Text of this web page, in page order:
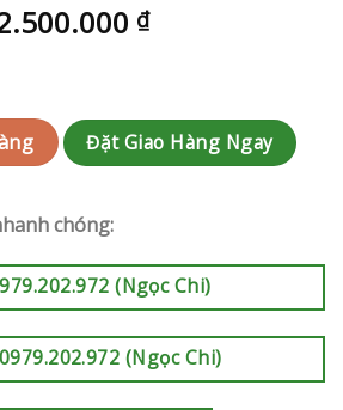
₫
số lượng
Đặt Giao Hàng Ngay
chóng:
(Ngọc Chi)
(Ngọc Chi)